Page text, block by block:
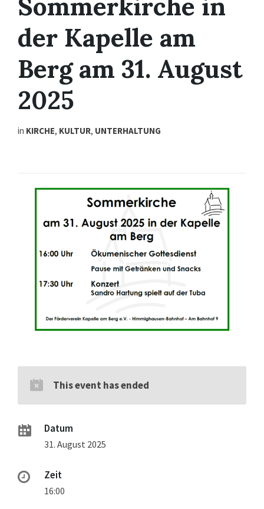
der Kapelle am
Berg am 31. August
2025
in KIRCHE, KULTUR, UNTERHALTUNG
This event has ended
Datum
31. August 2025
Zeit
16:00